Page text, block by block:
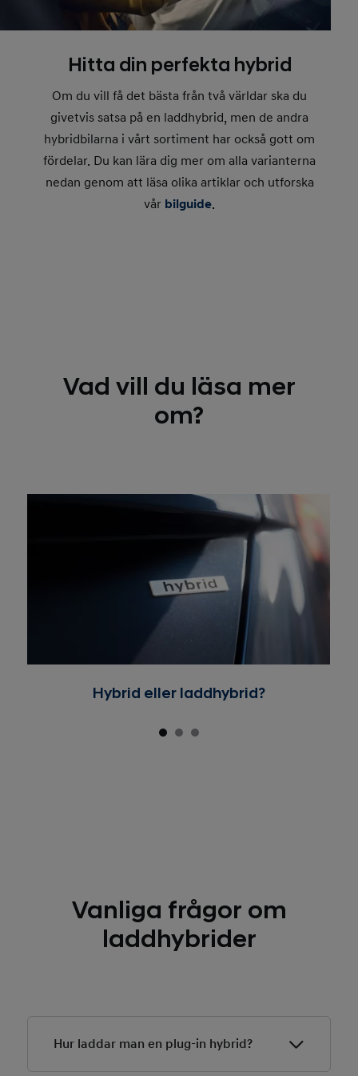
Hitta din perfekta hybrid
Om du vill få det bästa från två världar ska du
givetvis satsa på en laddhybrid, men de andra
hybridbilarna i vårt sortiment har också gott om
fördelar. Du kan lära dig mer om alla varianterna
nedan genom att läsa olika artiklar och utforska
vår bilguide.
Vad vill du läsa mer
om?
Hybrid eller laddhybrid?
Vanliga frågor om
laddhybrider
Hur laddar man en plug-in hybrid?